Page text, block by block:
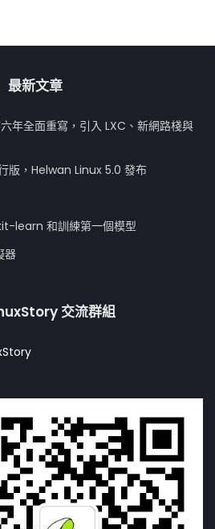
最新文章
年全面重寫，引入 LXC、新網路棧與
版，Helwan Linux 5.0 發布
learn 和訓練第一個模型
器
交流群組